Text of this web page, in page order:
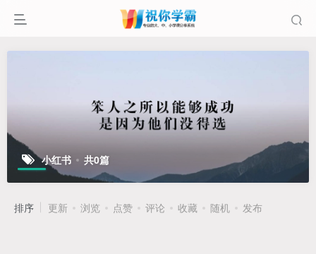
小红书 共0篇
排序 更新 浏览 点赞 评论 收藏 随机 发布